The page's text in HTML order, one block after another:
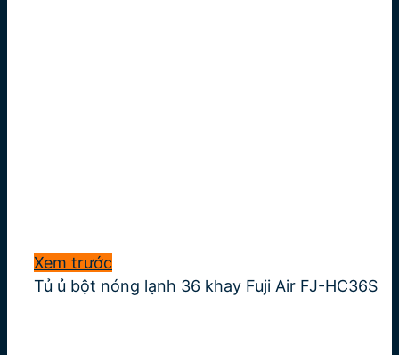
Xem trước
Tủ ủ bột nóng lạnh 36 khay Fuji Air FJ-HC36S